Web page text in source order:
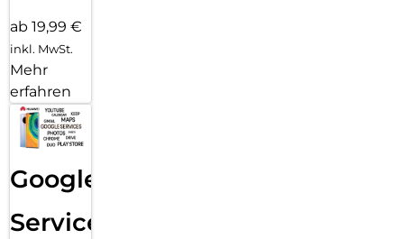
ab 19,99 €
inkl. MwSt.
Mehr
erfahren
Google
Services